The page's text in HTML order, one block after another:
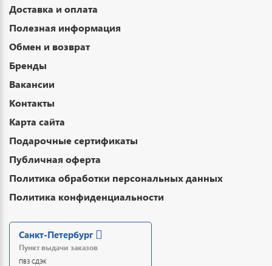
Доставка и оплата
Полезная информация
Обмен и возврат
Бренды
Вакансии
Контакты
Карта сайта
Подарочные сертификаты
Публичная оферта
Политика обработки персональных данных
Политика конфиденциальности
Санкт-Петербург
Пункт выдачи заказов
ПВЗ СДЭК